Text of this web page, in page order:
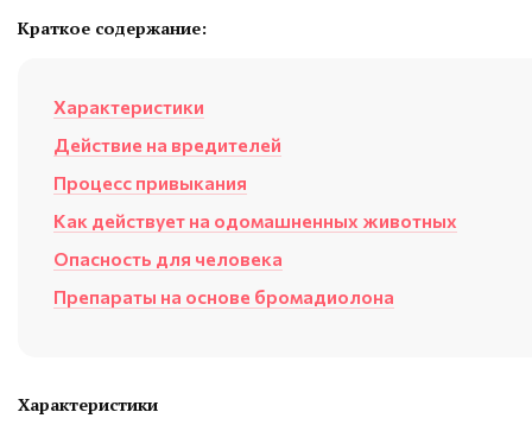
Краткое содержание:
Характеристики
Действие на вредителей
Процесс привыкания
Как действует на одомашненных животных
Опасность для человека
Препараты на основе бромадиолона
Характеристики